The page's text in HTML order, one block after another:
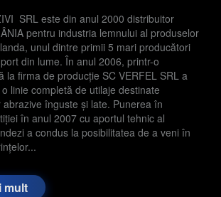
SRL este din anul 2000 distribuitor
pentru industria lemnului al produselor
unul dintre primii 5 mari producători
din lume. În anul 2006, printr-o
la firma de producție SC VERFEL SRL a
linie completă de utilaje destinate
înguste și late. Punerea în
în anul 2007 cu aportul tehnic al
a condus la posibilitatea de a veni în
mult